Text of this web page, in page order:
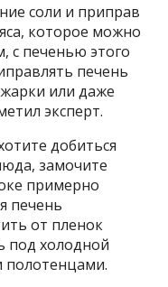
соли и приправ
которое можно
с печенью этого
печень
или даже
эксперт.
добиться
замочите
примерно
печень
от пленок
под холодной